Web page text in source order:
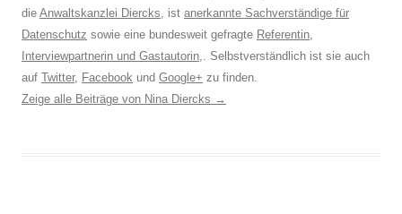
die Anwaltskanzlei Diercks, ist anerkannte Sachverständige für
Datenschutz sowie eine bundesweit gefragte Referentin,
Interviewpartnerin und Gastautorin,. Selbstverständlich ist sie auch
auf Twitter, Facebook und Google+ zu finden.
Zeige alle Beiträge von Nina Diercks →